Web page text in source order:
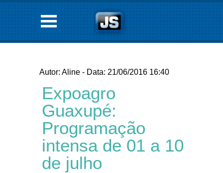
Autor: Aline - Data: 21/06/2016 16:40
Expoagro
Guaxupé:
Programação
intensa de 01 a 10
de julho